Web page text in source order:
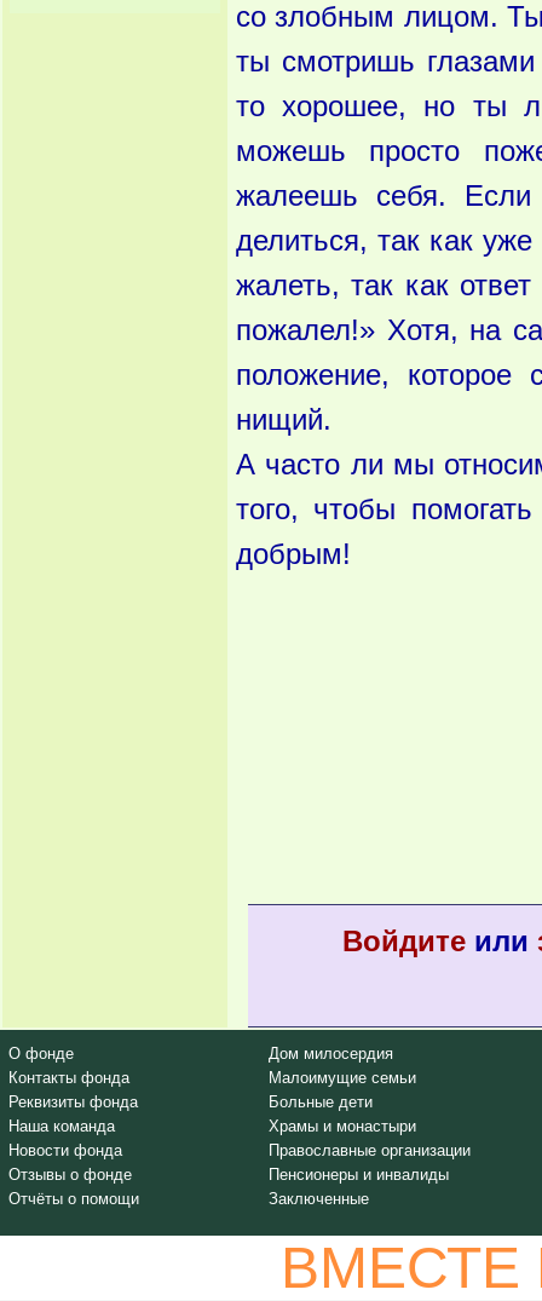
со злобным лицом.
ты смотришь
то хорошее, но ты
можешь просто
жалеешь себя.
делиться, так как
жалеть, так как
пожалел!» Хотя, на
положение, которое
нищий.
А часто ли мы
того, чтобы
добрым!
Войдитеили
О фонде
Контакты фонда
Реквизиты фонда
Наша команда
Новости фонда
Отзывы о фонде
Отчёты о помощи
Дом милосердия
Малоимущие семьи
Больные дети
Храмы и монастыри
Православные организации
Пенсионеры и инвалиды
Заключенные